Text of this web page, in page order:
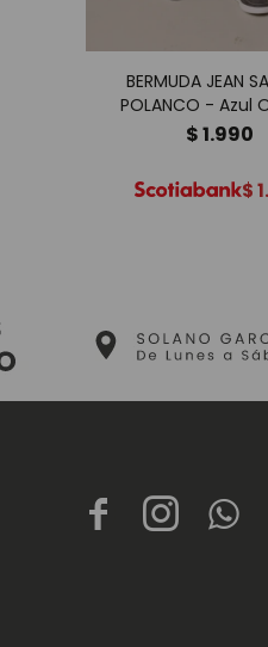
BERMUDA JEAN
POLANCO - Azul
$1.990
$
  